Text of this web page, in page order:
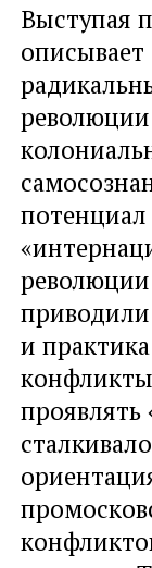
Выступая
революции
и
проявлять